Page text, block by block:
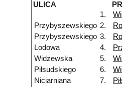
ULICA
1.
Przybyszewskiego 2.
Przybyszewskiego 3.
Lodowa
4.
Widzewska
5.
Piłsudskiego
6.
Niciarniana
7.